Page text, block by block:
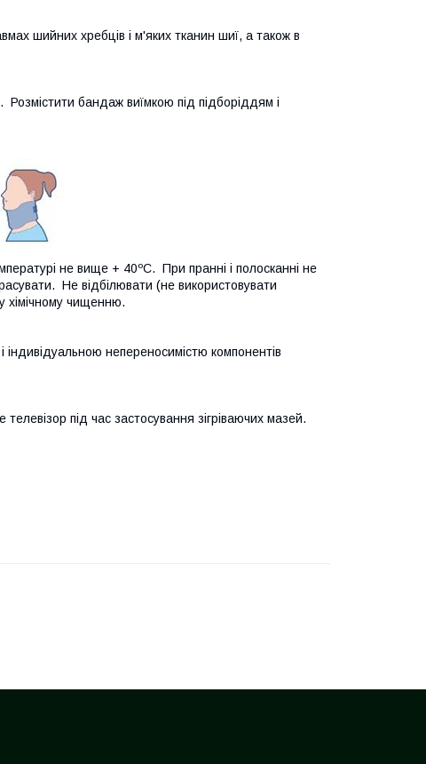
шийних хребців і м'яких тканин шиї, а також в
бандаж виїмкою під підборіддям і
не вище + 40ºС. При пранні і полосканні не
Не відбілювати (не використовувати
хімічному чищенню.
непереносимістю компонентів
під час застосування зігріваючих мазей.